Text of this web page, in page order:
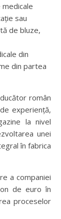
sau
de bluze,
din
din partea
român
experiență,
la nivel
unei
în fabrica
a companiei
de euro în
proceselor